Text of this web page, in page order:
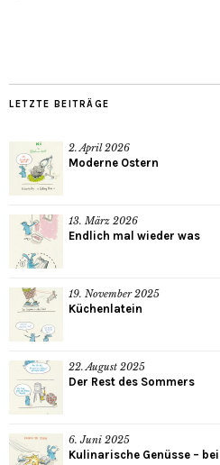
LETZTE BEITRÄGE
2. April 2026
Moderne Ostern
13. März 2026
Endlich mal wieder was
19. November 2025
Küchenlatein
22. August 2025
Der Rest des Sommers
6. Juni 2025
Kulinarische Genüsse –